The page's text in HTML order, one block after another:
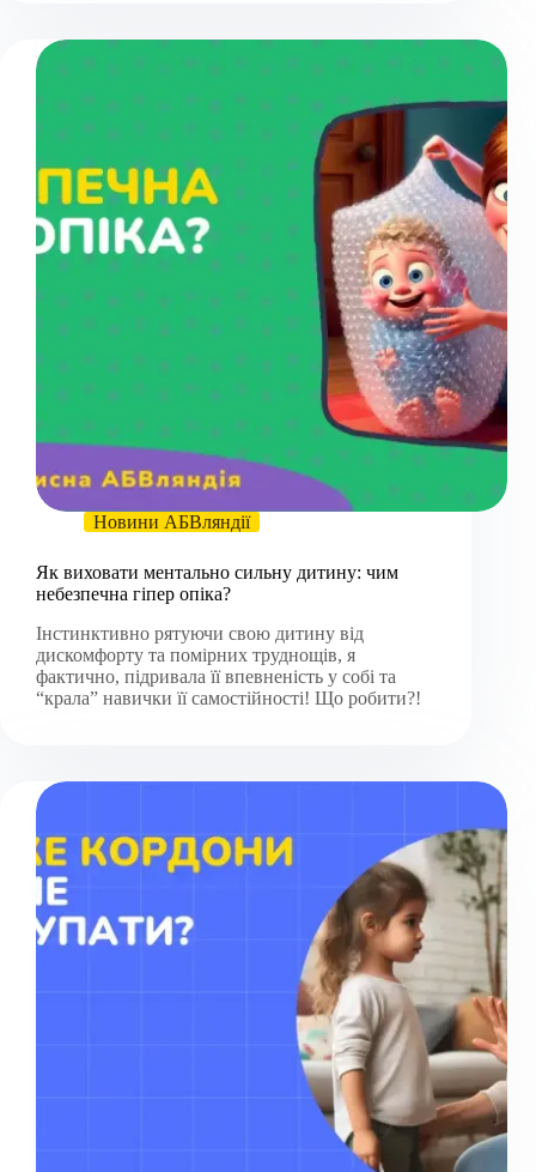
Новини АБВляндії
Як виховати ментально сильну дитину: чим
небезпечна гіпер опіка?
Інстинктивно рятуючи свою дитину від
дискомфорту та помірних труднощів, я
фактично, підривала її впевненість у собі та
“крала” навички її самостійності! Що робити?!